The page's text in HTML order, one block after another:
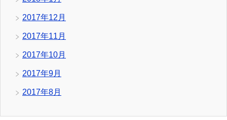
2017年12月
2017年11月
2017年10月
2017年9月
2017年8月